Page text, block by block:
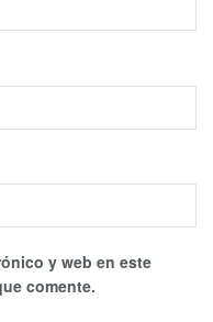
y web en este
comente.